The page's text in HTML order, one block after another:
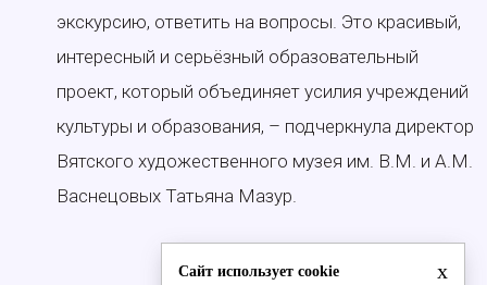
экскурсию, ответить на вопросы. Это красивый,
интересный и серьёзный образовательный
проект, который объединяет усилия учреждений
культуры и образования, – подчеркнула директор
Вятского художественного музея им. В.М. и А.М.
Васнецовых Татьяна Мазур.
x
Сайт использует cookie